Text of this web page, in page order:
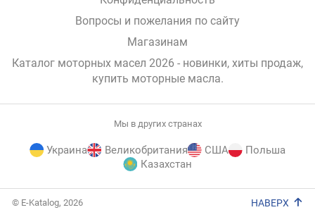
Вопросы и пожелания по сайту
Магазинам
Каталог моторных масел 2026 - новинки, хиты продаж,
купить моторные масла.
Мы в других странах
Украина Великобритания США
Польша
Казахстан
© E-Katalog, 2026 НАВЕРХ